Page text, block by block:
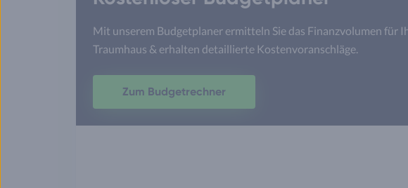
Mit unserem Budgetplaner ermitteln Sie das Finanzvolumen für
Traumhaus & erhalten detaillierte Kostenvoranschläge.
Zum Budgetrechner